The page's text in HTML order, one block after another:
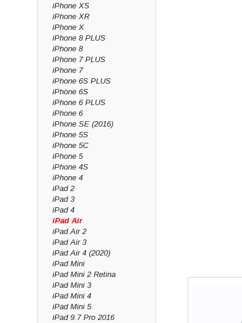
iPhone XS
iPhone XR
iPhone X
iPhone 8 PLUS
iPhone 8
iPhone 7 PLUS
iPhone 7
iPhone 6S PLUS
iPhone 6S
iPhone 6 PLUS
iPhone 6
iPhone SE (2016)
iPhone 5S
iPhone 5C
iPhone 5
iPhone 4S
iPhone 4
iPad 2
iPad 3
iPad 4
iPad Air
iPad Air 2
iPad Air 3
iPad Air 4 (2020)
iPad Mini
iPad Mini 2 Retina
iPad Mini 3
iPad Mini 4
iPad Mini 5
iPad 9.7 Pro 2016